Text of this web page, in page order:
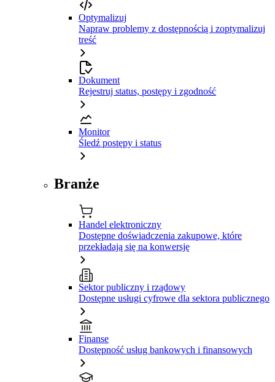
Optymalizuj
Napraw problemy z dostępnością i zoptymalizuj
treść
Dokument
Rejestruj status, postępy i zgodność
Monitor
Śledź postępy i status
Branże
Handel elektroniczny
Dostępne doświadczenia zakupowe, które
przekładają się na konwersję
Sektor publiczny i rządowy
Dostępne usługi cyfrowe dla sektora publicznego
Finanse
Dostępność usług bankowych i finansowych